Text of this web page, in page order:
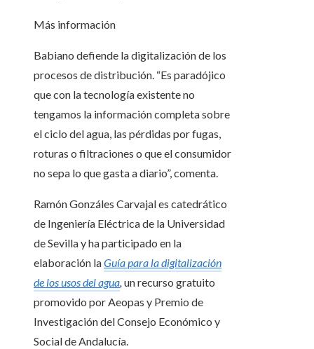
Más información
Babiano defiende la digitalización de los
procesos de distribución. “Es paradójico
que con la tecnología existente no
tengamos la información completa sobre
el ciclo del agua, las pérdidas por fugas,
roturas o filtraciones o que el consumidor
no sepa lo que gasta a diario”, comenta.
Ramón Gonzáles Carvajal es catedrático
de Ingeniería Eléctrica de la Universidad
de Sevilla y ha participado en la
elaboración laGuía para la digitalización
de los usos del agua, un recurso gratuito
promovido por Aeopas y Premio de
Investigación del Consejo Económico y
Social de Andalucía.